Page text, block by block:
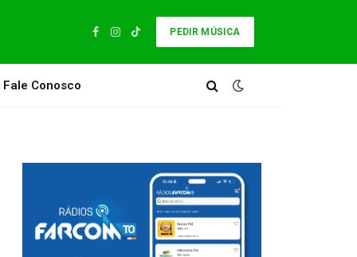
Facebook
Instagram
TikTok
PEDIR MÚSICA
Fale Conosco